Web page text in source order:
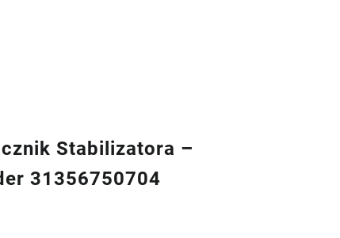
Stabilizatora –
31356750704